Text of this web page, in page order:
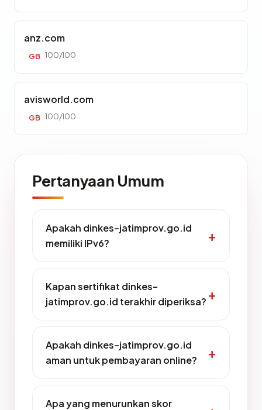
anz.com
GB 100/100
avisworld.com
GB 100/100
Pertanyaan Umum
Apakah dinkes-jatimprov.go.id
memiliki IPv6?
Kapan sertifikat dinkes-
jatimprov.go.id terakhir diperiksa?
Apakah dinkes-jatimprov.go.id
aman untuk pembayaran online?
Apa yang menurunkan skor